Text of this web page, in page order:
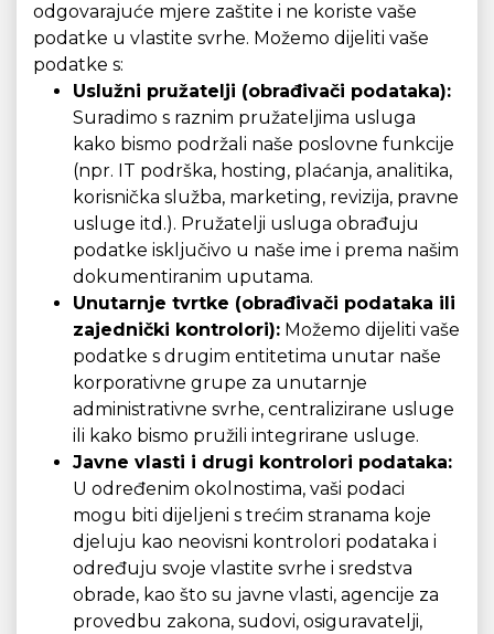
odgovarajuće mjere zaštite i ne koriste vaše
podatke u vlastite svrhe. Možemo dijeliti vaše
podatke s:
Uslužni pružatelji (obrađivači podataka):
Suradimo s raznim pružateljima usluga
kako bismo podržali naše poslovne funkcije
(npr. IT podrška, hosting, plaćanja, analitika,
korisnička služba, marketing, revizija, pravne
usluge itd.). Pružatelji usluga obrađuju
podatke isključivo u naše ime i prema našim
dokumentiranim uputama.
Unutarnje tvrtke (obrađivači podataka ili
zajednički kontrolori): Možemo dijeliti vaše
podatke s drugim entitetima unutar naše
korporativne grupe za unutarnje
administrativne svrhe, centralizirane usluge
ili kako bismo pružili integrirane usluge.
Javne vlasti i drugi kontrolori podataka:
U određenim okolnostima, vaši podaci
mogu biti dijeljeni s trećim stranama koje
djeluju kao neovisni kontrolori podataka i
određuju svoje vlastite svrhe i sredstva
obrade, kao što su javne vlasti, agencije za
provedbu zakona, sudovi, osiguravatelji,